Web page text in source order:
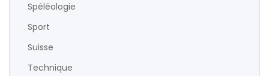
Spéléologie
Sport
Suisse
Technique